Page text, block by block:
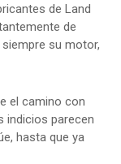
de Land
de
su motor,
el camino con
indicios parecen
hasta que ya